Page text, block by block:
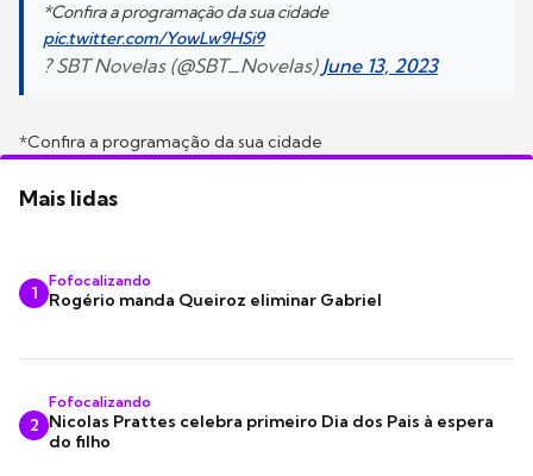
*Confira a programação da sua cidade
pic.twitter.com/YowLw9HSi9
? SBT Novelas (@SBT_Novelas) June 13, 2023
*Confira a programação da sua cidade
Mais lidas
1
Fofocalizando
Rogério manda Queiroz eliminar Gabriel
2
Fofocalizando
Nicolas Prattes celebra primeiro Dia dos Pais à espera
do filho